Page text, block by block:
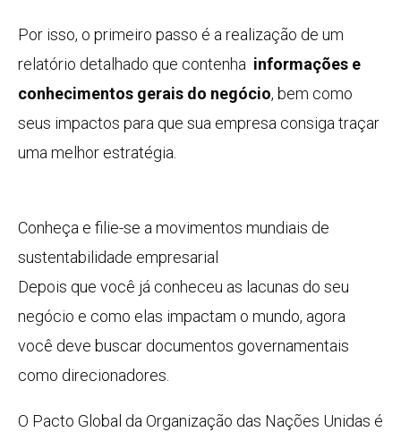
Por isso, o primeiro passo é a realização de um
relatório detalhado que contenha informações e
conhecimentos gerais do negócio, bem como
seus impactos para que sua empresa consiga traçar
uma melhor estratégia.
Conheça e filie-se a movimentos mundiais de
sustentabilidade empresarial
Depois que você já conheceu as lacunas do seu
negócio e como elas impactam o mundo, agora
você deve buscar documentos governamentais
como direcionadores.
O Pacto Global da Organização das Nações Unidas é